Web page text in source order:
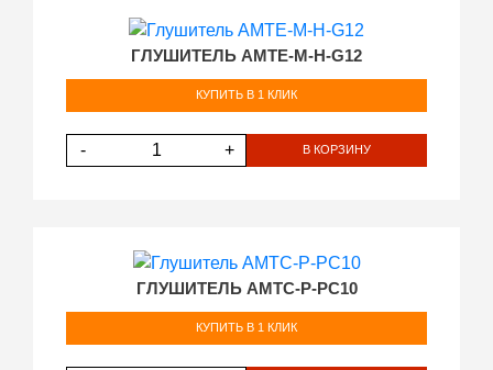
ГЛУШИТЕЛЬ AMTE-M-H-G12
КУПИТЬ В 1 КЛИК
- + В КОРЗИНУ
ГЛУШИТЕЛЬ AMTC-P-PC10
КУПИТЬ В 1 КЛИК